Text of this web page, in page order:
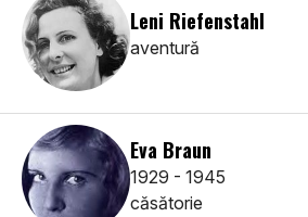
Leni Riefenstahl
aventură
Eva Braun
1929 - 1945
căsătorie